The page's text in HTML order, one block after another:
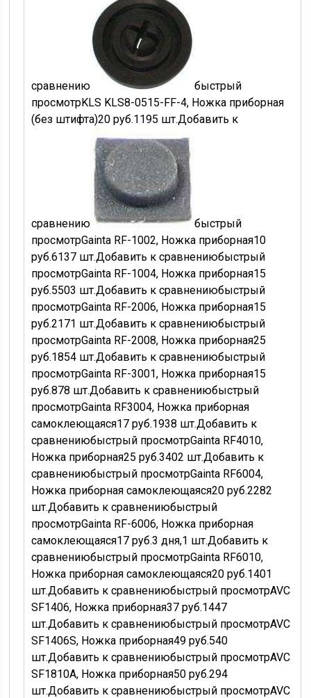
сравнению
быстрый
просмотрKLS KLS8-0515-FF-4, Ножка приборная
(без штифта)20 руб.1195 шт.Добавить к
сравнению
быстрый
просмотрGainta RF-1002, Ножка приборная10
руб.6137 шт.Добавить к сравнениюбыстрый
просмотрGainta RF-1004, Ножка приборная15
руб.5503 шт.Добавить к сравнениюбыстрый
просмотрGainta RF-2006, Ножка приборная15
руб.2171 шт.Добавить к сравнениюбыстрый
просмотрGainta RF-2008, Ножка приборная25
руб.1854 шт.Добавить к сравнениюбыстрый
просмотрGainta RF-3001, Ножка приборная15
руб.878 шт.Добавить к сравнениюбыстрый
просмотрGainta RF3004, Ножка приборная
самоклеющаяся17 руб.1938 шт.Добавить к
сравнениюбыстрый просмотрGainta RF4010,
Ножка приборная25 руб.3402 шт.Добавить к
сравнениюбыстрый просмотрGainta RF6004,
Ножка приборная самоклеющаяся20 руб.2282
шт.Добавить к сравнениюбыстрый
просмотрGainta RF-6006, Ножка приборная
самоклеющаяся17 руб.3 дня,1 шт.Добавить к
сравнениюбыстрый просмотрGainta RF6010,
Ножка приборная самоклеющаяся20 руб.1401
шт.Добавить к сравнениюбыстрый просмотрAVC
SF1406, Ножка приборная37 руб.1447
шт.Добавить к сравнениюбыстрый просмотрAVC
SF1406S, Ножка приборная49 руб.540
шт.Добавить к сравнениюбыстрый просмотрAVC
SF1810A, Ножка приборная50 руб.294
шт.Добавить к сравнениюбыстрый просмотрAVC